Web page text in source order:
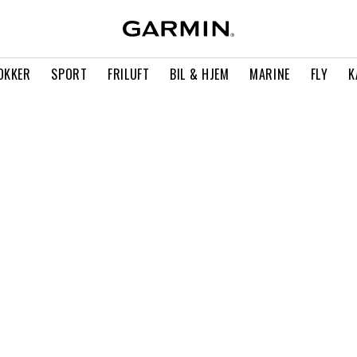
SPORT FRILUFT BIL & HJEM MARINE FLY